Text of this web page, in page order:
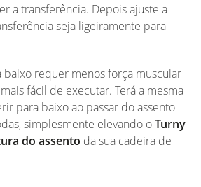
a transferência. Depois ajuste a
seja ligeiramente para
baixo requer menos força muscular
fácil de executar. Terá a mesma
para baixo ao passar do assento
simplesmente elevando oTurny
do assento da sua cadeira de